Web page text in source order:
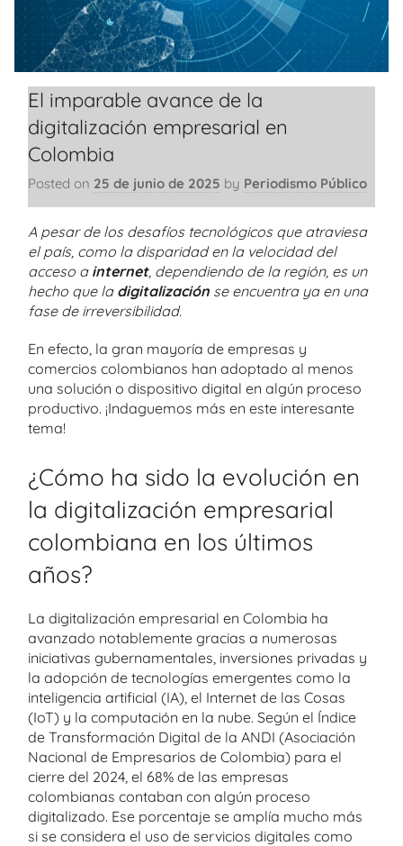
El imparable avance de la
digitalización empresarial en
Colombia
Posted on 25 de junio de 2025 by Periodismo Público
A pesar de los desafíos tecnológicos que atraviesa
el país, como la disparidad en la velocidad del
acceso ainternet, dependiendo de la región, es un
hecho que la digitalización se encuentra ya en una
fase de irreversibilidad.
En efecto, la gran mayoría de empresas y
comercios colombianos han adoptado al menos
una solución o dispositivo digital en algún proceso
productivo. ¡Indaguemos más en este interesante
tema!
¿Cómo ha sido la evolución en
la digitalización empresarial
colombiana en los últimos
años?
La digitalización empresarial en Colombia ha
avanzado notablemente gracias a numerosas
iniciativas gubernamentales, inversiones privadas y
la adopción de tecnologías emergentes como la
inteligencia artificial (IA), el Internet de las Cosas
(IoT) y la computación en la nube. Según el Índice
de Transformación Digital de la ANDI (Asociación
Nacional de Empresarios de Colombia) para el
cierre del 2024, el 68% de las empresas
colombianas contaban con algún proceso
digitalizado. Ese porcentaje se amplía mucho más
si se considera el uso de servicios digitales como